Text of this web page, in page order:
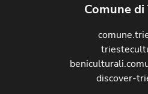
Comune di
discover-